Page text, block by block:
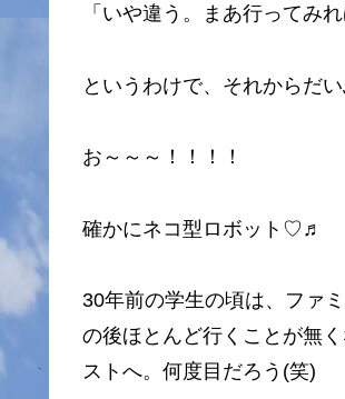
「いや違う。まあ行ってみれ
というわけで、それからだ
お～～～！！！！
確かにネコ型ロボット♡♬
30年前の学生の頃は、ファ
の後ほとんど行くことが無
ストへ。何度目だろう(笑)